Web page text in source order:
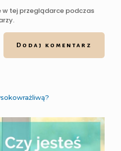
w tej przeglądarce podczas